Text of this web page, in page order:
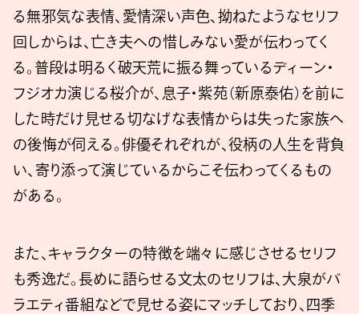
る無邪気な表情、愛情深い声色、拗ねたようなセリフ
回しからは、亡き夫への惜しみない愛が伝わってく
る。普段は明るく破天荒に振る舞っているディーン・
フジオカ演じる桜介が、息子・紫苑（新原泰佑）を前に
した時だけ見せる切なげな表情からは失った家族へ
の後悔が伺える。俳優それぞれが、役柄の人生を背負
い、寄り添って演じているからこそ伝わってくるもの
がある。
また、キャラクターの特徴を端々に感じさせるセリフ
も秀逸だ。長めに語らせる文太のセリフは、大泉がバ
ラエティ番組などで見せる姿にマッチしており、四季